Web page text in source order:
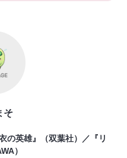
そ
の英雄』（双葉社）／『リ
）